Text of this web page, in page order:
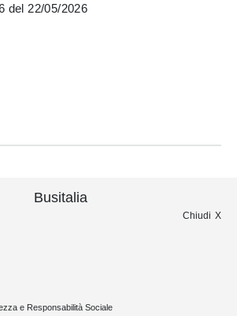
del 22/05/2026
Busitalia
Chiudi
e Responsabilità Sociale